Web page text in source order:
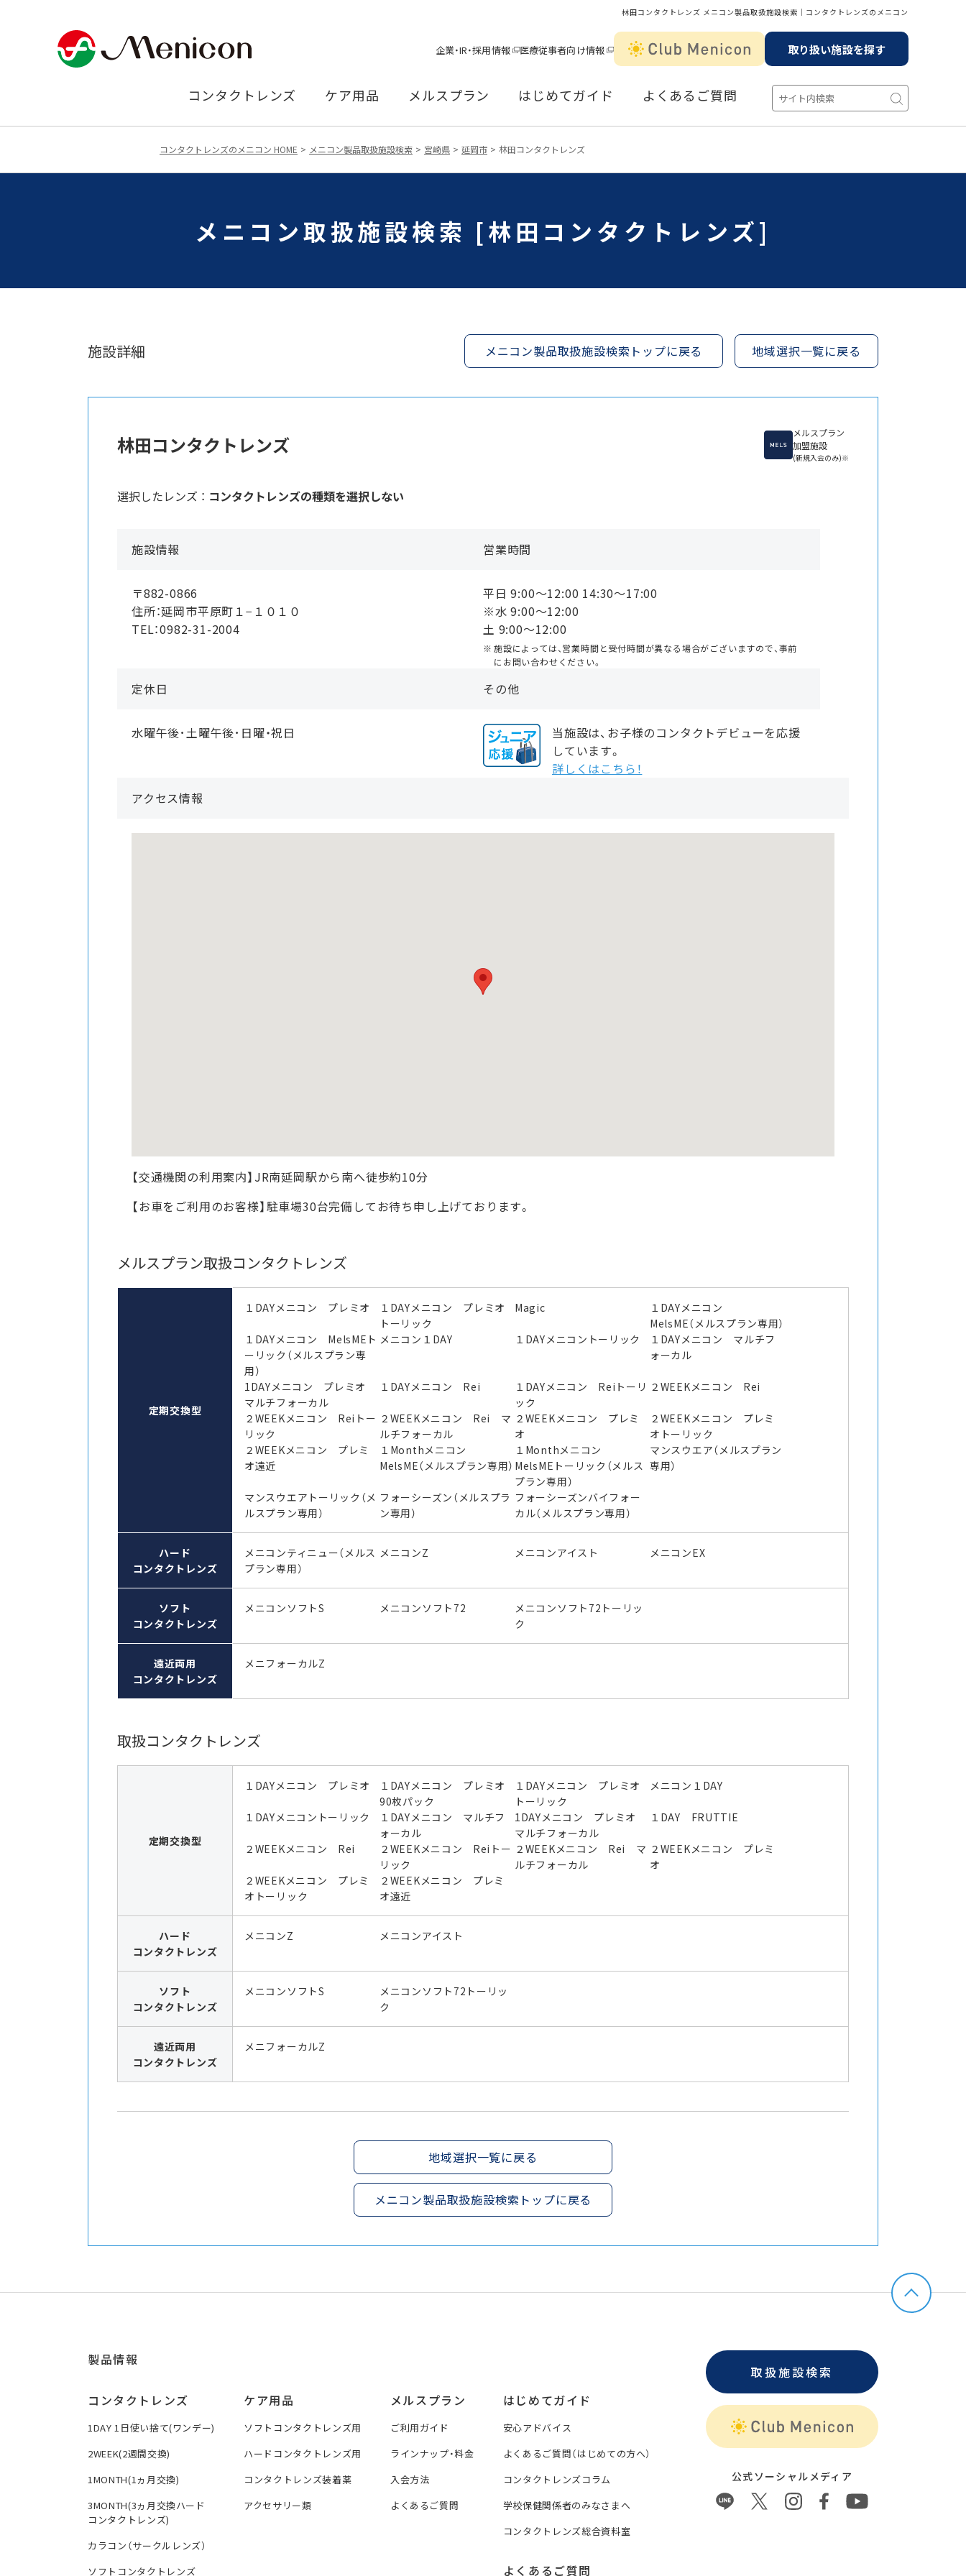
林田コンタクトレンズ メニコン製品取扱施設検索│コンタクトレンズのメニコン
企業・IR・採用情報 医療従事者向け情報 取り扱い施設を探す
コンタクトレンズ ケア用品 メルスプラン はじめてガイド よくあるご質問
コンタクトレンズのメニコン HOME メニコン製品取扱施設検索 宮崎県 延岡市 林田コンタクトレンズ
メニコン取扱施設検索 [林田コンタクトレンズ]
施設詳細 メニコン製品取扱施設検索トップに戻る 地域選択一覧に戻る
林田コンタクトレンズ
メルスプラン
加盟施設
(新規入会のみ)※
選択したレンズ ： コンタクトレンズの種類を選択しない
施設情報
〒882-0866
住所：延岡市平原町１−１０１０
TEL：0982-31-2004
営業時間
平日 9:00〜12:00 14:30〜17:00
※水 9:00〜12:00
土 9:00〜12:00
施設によっては、営業時間と受付時間が異なる場合がございますので、事前
にお問い合わせください。
定休日
水曜午後･土曜午後･日曜・祝日
その他
当施設は、お子様のコンタクトデビューを応援
しています。
詳しくはこちら！
アクセス情報
【交通機関の利用案内】JR南延岡駅から南へ徒歩約10分
【お車をご利用のお客様】駐車場30台完備してお待ち申し上げております。
メルスプラン取扱コンタクトレンズ
定期交換型
１DAYメニコン プレミオ
１DAYメニコン プレミオ
トーリック
Magic
１DAYメニコン
MelsME（メルスプラン専用）
１DAYメニコン MelsMEト
ーリック（メルスプラン専
用）
メニコン１DAY １DAYメニコントーリック
１DAYメニコン マルチフ
ォーカル
1DAYメニコン プレミオ
マルチフォーカル
１DAYメニコン Rei
１DAYメニコン Reiトーリ
ック
２WEEKメニコン Rei
２WEEKメニコン Reiトー
リック
２WEEKメニコン Rei マ
ルチフォーカル
２WEEKメニコン プレミ
オ
２WEEKメニコン プレミ
オトーリック
２WEEKメニコン プレミ
オ遠近
１Monthメニコン
MelsME（メルスプラン専用）
１Monthメニコン
MelsMEトーリック（メルス
プラン専用）
マンスウエア（メルスプラン
専用）
マンスウエアトーリック（メ
ルスプラン専用）
フォーシーズン（メルスプラ
ン専用）
フォーシーズンバイフォー
カル（メルスプラン専用）
ハード
コンタクトレンズ
メニコンティニュー（メルス
プラン専用）
メニコンZ メニコンアイスト メニコンEX
ソフト
コンタクトレンズ
メニコンソフトS メニコンソフト72
メニコンソフト72トーリッ
ク
遠近両用
コンタクトレンズ
メニフォーカルZ
取扱コンタクトレンズ
定期交換型
１DAYメニコン プレミオ
１DAYメニコン プレミオ
90枚パック
１DAYメニコン プレミオ
トーリック
メニコン１DAY
１DAYメニコントーリック
１DAYメニコン マルチフ
ォーカル
1DAYメニコン プレミオ
マルチフォーカル
１DAY FRUTTIE
２WEEKメニコン Rei
２WEEKメニコン Reiトー
リック
２WEEKメニコン Rei マ
ルチフォーカル
２WEEKメニコン プレミ
オ
２WEEKメニコン プレミ
オトーリック
２WEEKメニコン プレミ
オ遠近
ハード
コンタクトレンズ
メニコンZ メニコンアイスト
ソフト
コンタクトレンズ
メニコンソフトS
メニコンソフト72トーリッ
ク
遠近両用
コンタクトレンズ
メニフォーカルZ
地域選択一覧に戻る
メニコン製品取扱施設検索トップに戻る
製品情報
コンタクトレンズ
1DAY 1日使い捨て(ワンデー)
2WEEK(2週間交換)
1MONTH(1ヵ月交換)
3MONTH(3ヵ月交換ハード
コンタクトレンズ)
カラコン（サークルレンズ）
ソフトコンタクトレンズ
ケア用品
ソフトコンタクトレンズ用
ハードコンタクトレンズ用
コンタクトレンズ装着薬
アクセサリー類
メルスプラン
ご利用ガイド
ラインナップ・料金
入会方法
よくあるご質問
はじめてガイド
安心アドバイス
よくあるご質問（はじめての方へ）
コンタクトレンズコラム
学校保健関係者のみなさまへ
コンタクトレンズ総合資料室
よくあるご質問
取扱施設検索
公式ソーシャルメディア